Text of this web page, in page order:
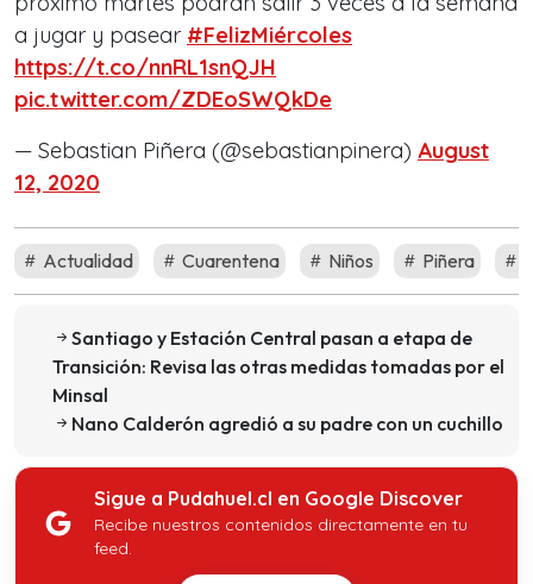
a jugar y pasear #FelizMiércoles
https://t.co/nnRL1snQJH
pic.twitter.com/ZDEoSWQkDe
— Sebastian Piñera (@sebastianpinera) August
12, 2020
Actualidad Cuarentena Niños Piñera
Santiago y Estación Central pasan a etapa de
Transición: Revisa las otras medidas tomadas por el
Minsal
Nano Calderón agredió a su padre con un cuchillo
Sigue a Pudahuel.cl en Google Discover
Recibe nuestros contenidos directamente en tu
feed.